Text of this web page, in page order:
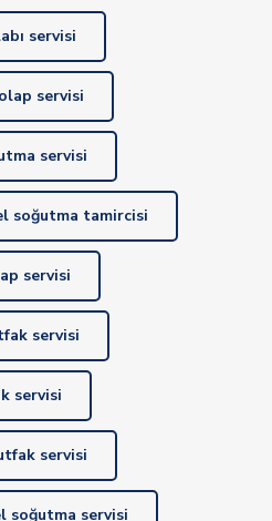
servisi
servisi
servisi
soğutma tamircisi
servisi
servisi
servisi
servisi
soğutma servisi